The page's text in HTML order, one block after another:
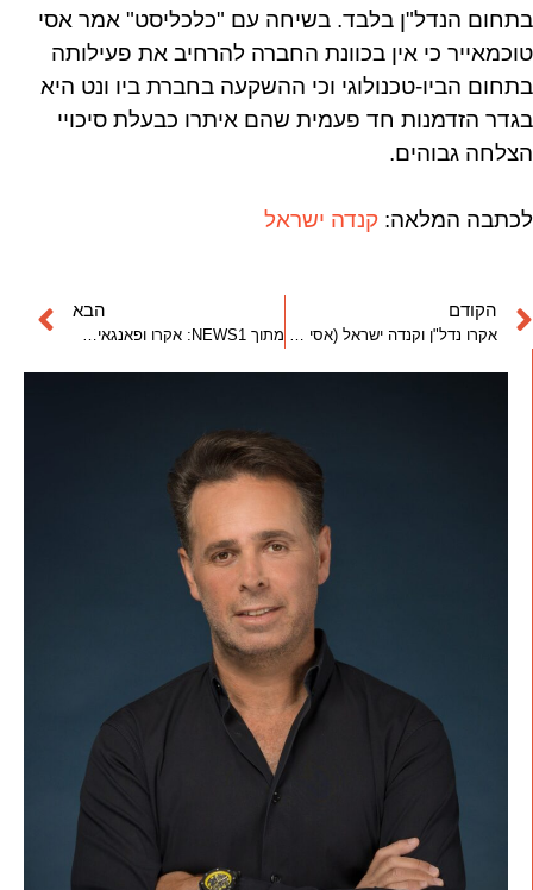
בתחום הנדל"ן בלבד. בשיחה עם "כלכליסט" אמר אסי
טוכמאייר כי אין בכוונת החברה להרחיב את פעילותה
בתחום הביו-טכנולוגי וכי ההשקעה בחברת ביו ונט היא
בגדר הזדמנות חד פעמית שהם איתרו כבעלת סיכויי
הצלחה גבוהים.
לכתבה המלאה: קנדה ישראל
הקודם הבא